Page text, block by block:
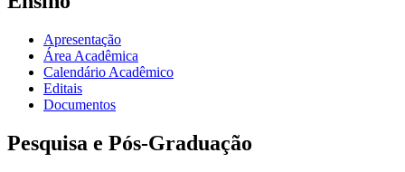
Apresentação
Área Acadêmica
Calendário Acadêmico
Editais
Documentos
Pesquisa e Pós-Graduação